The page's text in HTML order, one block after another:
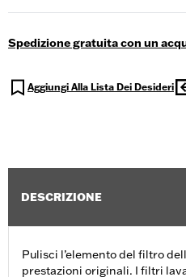
Spedizione gratuita con un
Aggiungi Alla Lista Dei Desideri
DESCRIZIONE
Pulisci l’elemento del filtro
prestazioni originali. I filtri